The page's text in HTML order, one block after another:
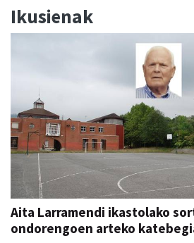
Ikusienak
Aita Larramendi ikastolako
ondorengoen arteko